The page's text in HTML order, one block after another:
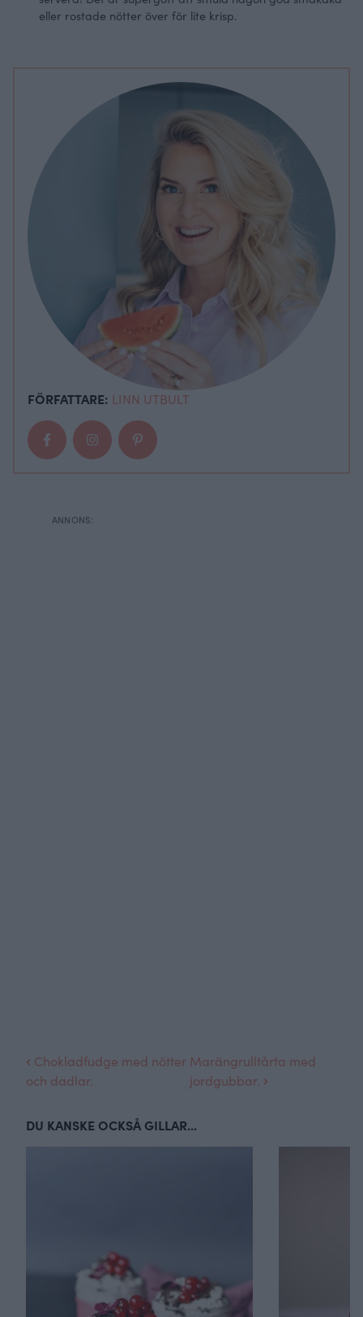
eller rostade nötter över för lite krisp.
FÖRFATTARE: LINN UTBULT
Chokladfudge med nötter
och dadlar.
Marängrulltårta med
jordgubbar.
DU KANSKE OCKSÅ GILLAR...